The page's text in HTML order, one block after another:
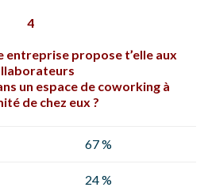
4
entreprise propose t’elle aux
un espace de coworking à
de chez eux ?
67 %
24 %